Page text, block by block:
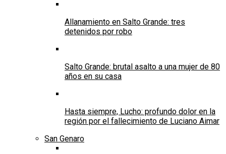
Allanamiento en Salto Grande: tres
detenidos por robo
Salto Grande: brutal asalto a una mujer de 80
años en su casa
Hasta siempre, Lucho: profundo dolor en la
región por el fallecimiento de Luciano Aimar
San Genaro